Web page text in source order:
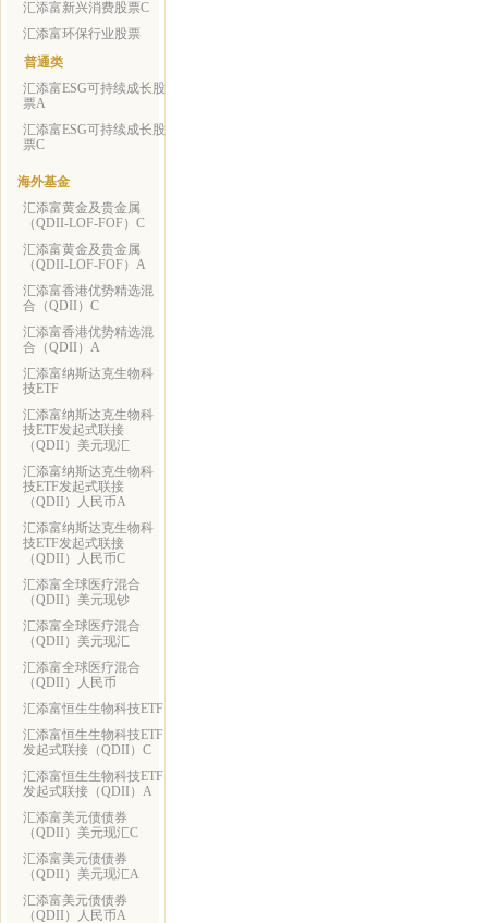
汇添富新兴消费股票C
汇添富环保行业股票
普通类
汇添富ESG可持续成长股
票A
汇添富ESG可持续成长股
票C
海外基金
汇添富黄金及贵金属
（QDII-LOF-FOF）C
汇添富黄金及贵金属
（QDII-LOF-FOF）A
汇添富香港优势精选混
合（QDII）C
汇添富香港优势精选混
合（QDII）A
汇添富纳斯达克生物科
技ETF
汇添富纳斯达克生物科
技ETF发起式联接
（QDII）美元现汇
汇添富纳斯达克生物科
技ETF发起式联接
（QDII）人民币A
汇添富纳斯达克生物科
技ETF发起式联接
（QDII）人民币C
汇添富全球医疗混合
（QDII）美元现钞
汇添富全球医疗混合
（QDII）美元现汇
汇添富全球医疗混合
（QDII）人民币
汇添富恒生生物科技ETF
汇添富恒生生物科技ETF
发起式联接（QDII）C
汇添富恒生生物科技ETF
发起式联接（QDII）A
汇添富美元债债券
（QDII）美元现汇C
汇添富美元债债券
（QDII）美元现汇A
汇添富美元债债券
（QDII）人民币A